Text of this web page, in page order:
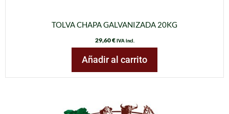
TOLVA CHAPA GALVANIZADA 20KG
29,60€ IVA incl.
Añadir al carrito